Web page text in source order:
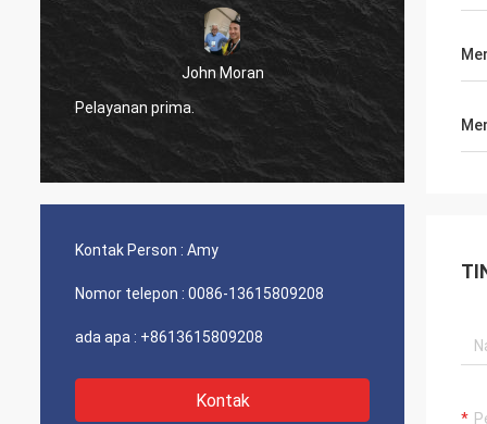
John Moran
Pelayanan prima.
Kontak Person : Amy
Nomor telepon : 0086-13615809208
ada apa : +8613615809208
Kontak